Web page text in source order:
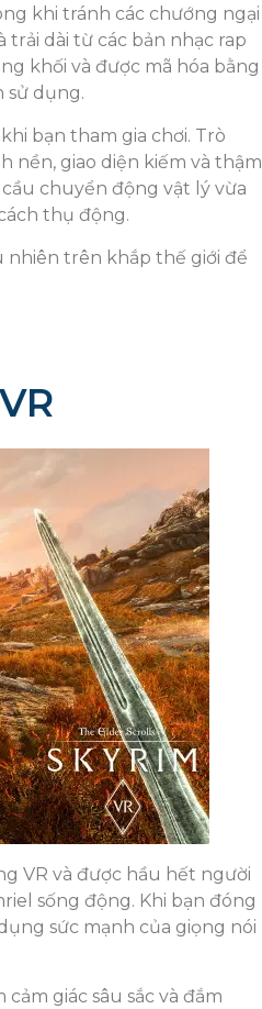
khi tránh các chướng ngại
dài từ các bản nhạc rap
khối và được mã hóa bằng
sử dụng.
bạn tham gia chơi. Trò
nền, giao diện kiếm và thậm
chuyển động vật lý vừa
thụ động.
nhiên trên khắp thế giới để
VR và được hầu hết người
sống động. Khi bạn đóng
sức mạnh của giọng nói
giác sâu sắc và đắm